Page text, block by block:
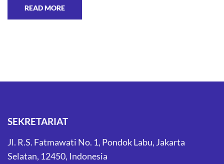
READ MORE
SEKRETARIAT
Jl. R.S. Fatmawati No. 1, Pondok Labu, Jakarta
Selatan, 12450, Indonesia